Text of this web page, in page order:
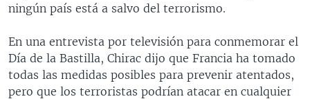
COLOMBIA
PERÚ
ECUADOR
COSTA RICA
GUATEMALA
HONDURAS
OTRAS SECCIONES
LIBERTAD DE PRENSA
MUNDO
LIBERTAD DE PRENSA
UCRANIA
ningún país está a salvo del terrorismo.
En una entrevista por televisión para conmemorar el
Día de la Bastilla, Chirac dijo que Francia ha tomado
todas las medidas posibles para prevenir atentados,
pero que los terroristas podrían atacar en cualquier